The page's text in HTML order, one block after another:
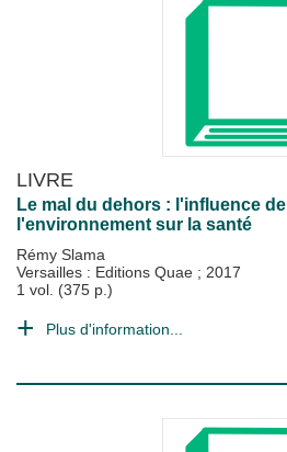
LIVRE
Le mal du dehors : l'influence de
l'environnement sur la santé
Rémy Slama
Versailles : Editions Quae ; 2017
1 vol. (375 p.)
Plus d'information...